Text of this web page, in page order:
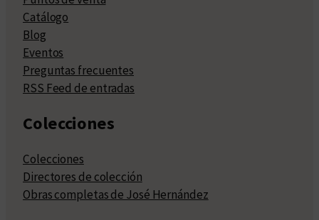
Catálogo
Blog
Eventos
Preguntas frecuentes
RSS Feed de entradas
Colecciones
Colecciones
Directores de colección
Obras completas de José Hernández